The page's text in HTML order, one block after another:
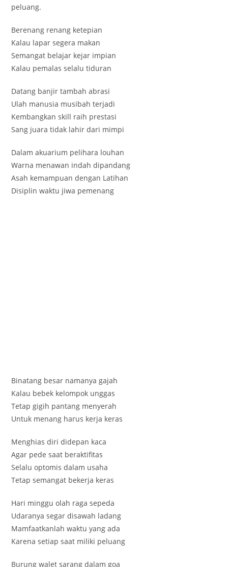
peluang.
Berenang renang ketepian
Kalau lapar segera makan
Semangat belajar kejar impian
Kalau pemalas selalu tiduran
Datang banjir tambah abrasi
Ulah manusia musibah terjadi
Kembangkan skill raih prestasi
Sang juara tidak lahir dari mimpi
Dalam akuarium pelihara louhan
Warna menawan indah dipandang
Asah kemampuan dengan Latihan
Disiplin waktu jiwa pemenang
Binatang besar namanya gajah
Kalau bebek kelompok unggas
Tetap gigih pantang menyerah
Untuk menang harus kerja keras
Menghias diri didepan kaca
Agar pede saat beraktifitas
Selalu optomis dalam usaha
Tetap semangat bekerja keras
Hari minggu olah raga sepeda
Udaranya segar disawah ladang
Mamfaatkanlah waktu yang ada
Karena setiap saat miliki peluang
Burung walet sarang dalam goa